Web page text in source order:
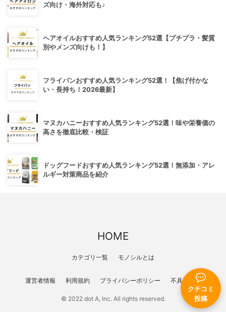
クチコミ
投稿
ズ向け・海外対応も♪
ヘアオイルおすすめ人気ランキング52選【プチプラ・髪質
別やメンズ向けも！】
フライパンおすすめ人気ランキング52選！【焦げ付かな
い・長持ち！2026最新】
マヌカハニーおすすめ人気ランキング52選！味や栄養価の
高さを徹底比較・検証
ドッグフードおすすめ人気ランキング52選！無添加・アレ
ルギー対策商品を紹介
HOME
カテゴリ一覧 モノシルとは
運営者情報 利用規約 プライバシーポリシー 不具合報告
© 2022 dot A, Inc. All rights reserved.